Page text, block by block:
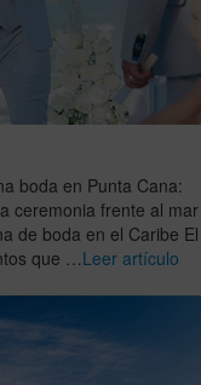
boda en Punta Cana:
ceremonia frente al mar
de boda en el Caribe El
que …Leer artículo